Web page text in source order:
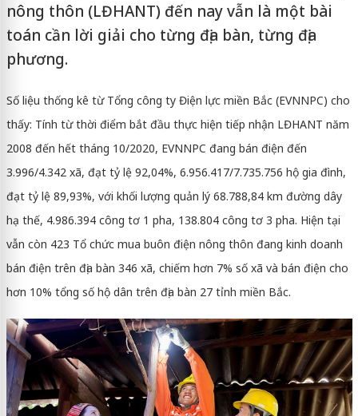
nông thôn (LĐHANT) đến nay vẫn là một bài
toán cần lời giải cho từng địa bàn, từng địa
phương.
Số liệu thống kê từ Tổng công ty Điện lực miền Bắc (EVNNPC) cho
thấy: Tính từ thời điểm bắt đầu thực hiện tiếp nhận LĐHANT năm
2008 đến hết tháng 10/2020, EVNNPC đang bán điện đến
3.996/4.342 xã, đạt tỷ lệ 92,04%, 6.956.417/7.735.756 hộ gia đình,
đạt tỷ lệ 89,93%, với khối lượng quản lý 68.788,84 km đường dây
hạ thế, 4.986.394 công tơ 1 pha, 138.804 công tơ 3 pha. Hiện tại
vẫn còn 423 Tổ chức mua buôn điện nông thôn đang kinh doanh
bán điện trên địa bàn 346 xã, chiếm hơn 7% số xã và bán điện cho
hơn 10% tổng số hộ dân trên địa bàn 27 tỉnh miền Bắc.